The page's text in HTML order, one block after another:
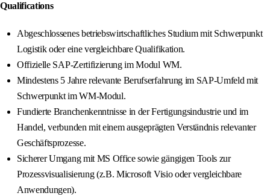
Qualifications
Abgeschlossenes betriebswirtschaftliches Studium mit Schwerpunkt
Logistik oder eine vergleichbare Qualifikation.
Offizielle SAP‑Zertifizierung im Modul WM.
Mindestens 5 Jahre relevante Berufserfahrung im SAP‑Umfeld mit
Schwerpunkt im WM‑Modul.
Fundierte Branchenkenntnisse in der Fertigungsindustrie und im
Handel, verbunden mit einem ausgeprägten Verständnis relevanter
Geschäftsprozesse.
Sicherer Umgang mit MS Office sowie gängigen Tools zur
Prozessvisualisierung (z.B. Microsoft Visio oder vergleichbare
Anwendungen).